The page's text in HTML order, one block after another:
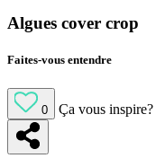
Algues cover crop
Faites-vous entendre
0 Ça vous inspire?